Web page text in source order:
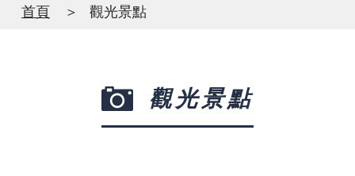
首頁 觀光景點
觀光景點